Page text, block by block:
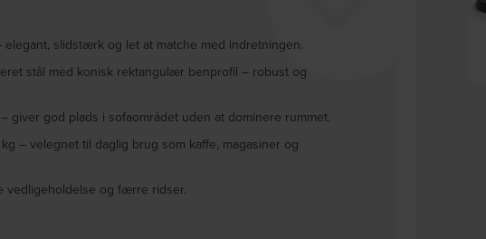
slidstærk og let at matche med indretningen.
stål med konisk rektangulær benprofil – robust og
giver god plads i sofaområdet uden at dominere rummet.
– velegnet til daglig brug som kaffe, magasiner og
vedligeholdelse og færre ridser.
House Doctor
På lager